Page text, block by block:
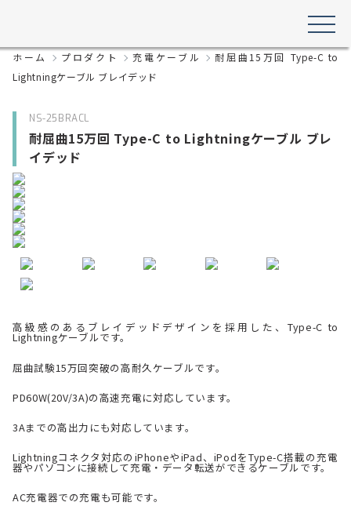
ホーム プロダクト 充電ケーブル
耐屈曲15万回 Type-C to
Lightningケーブル ブレイデッド
NS-25BRACL
耐屈曲15万回 Type-C to Lightningケーブル ブレ
イデッド
高級感のあるブレイデッドデザインを採用した、Type-C to
Lightningケーブルです。
屈曲試験15万回突破の高耐久ケーブルです。
PD60W(20V/3A)の高速充電に対応しています。
3Aまでの高出力にも対応しています。
Lightningコネクタ対応のiPhoneやiPad、iPodをType-C搭載の充電
器やパソコンに接続して充電・データ転送ができるケーブルです。
AC充電器での充電も可能です。